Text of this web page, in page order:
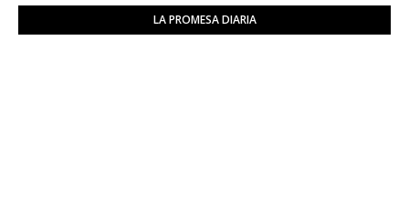
LA PROMESA DIARIA